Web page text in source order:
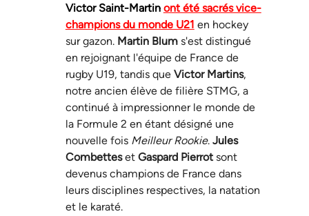
Victor Saint-Martin ont été sacrés vice-
champions du monde U21 en hockey
sur gazon. Martin Blum s'est distingué
en rejoignant l'équipe de France de
rugby U19, tandis que Victor Martins,
notre ancien élève de filière STMG, a
continué à impressionner le monde de
la Formule 2 en étant désigné une
nouvelle fois Meilleur Rookie. Jules
Combettes et Gaspard Pierrot sont
devenus champions de France dans
leurs disciplines respectives, la natation
et le karaté.